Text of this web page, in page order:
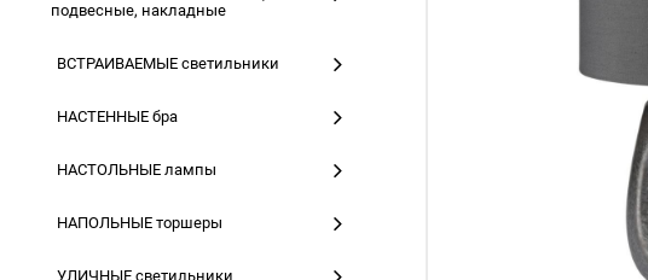
подвесные, накладные
ВСТРАИВАЕМЫЕ светильники
НАСТЕННЫЕ бра
НАСТОЛЬНЫЕ лампы
НАПОЛЬНЫЕ торшеры
УЛИЧНЫЕ светильники